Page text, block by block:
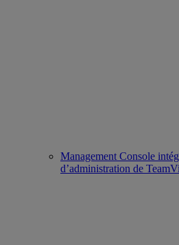
Management Console
d’administration de